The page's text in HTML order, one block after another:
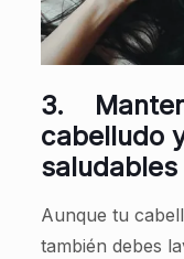
3.
cabelludo
saludables
Aunque tu
también debes